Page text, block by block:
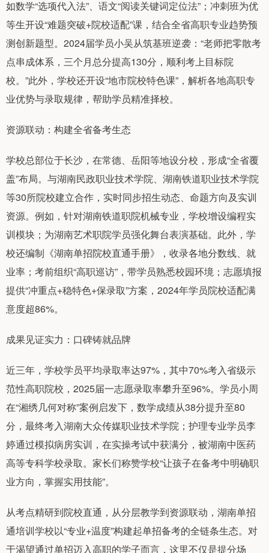
如数学“选项代入法”、语文“阅读关键词定位法”；冲刺班为优
等生开设“难题突破+院校适配”课，结合全省高职专业趋势预
测创新题型。2024届学员小吴从筑基班逆袭：“老师把零散考
点串成体系，三个月总分提高130分，顺利考上目标院
校。”此外，学校还开设“地市院校特色课”，解析各地高职专
业优势与录取规律，帮助学员精准择校。
资源联动：构建全省备考生态
学校总部位于长沙，在常德、岳阳等地设分校，形成“全省覆
盖”布局。与湖南民政职业技术学院、湖南铁道职业技术学院
等30所院校建立合作，实时同步招生动态、命题方向及实训
资源。例如，针对湖南铁道职院机械专业，学校增设编程实
训模块；为湖南艺术职院学员强化舞台表演基础。此外，学
校还编制《湖南单招院校直通手册》，收录各地分数线、就
业率；考前组织“高职巡访”，带学员熟悉校园环境；志愿填报
提供“冲重点+稳特色+保录取”方案，2024年学员院校适配满
意度超86%。
成果见证实力：口碑铸就品牌
近三年，学校学员平均录取率达97%，其中70%考入省级示
范性高职院校，2025届一志愿录取率攀升至96%。学员小周
在“湘绣几何对称”案例启发下，数学成绩从38分提升至80
分，最终考入湖南大众传媒职业技术学院；护理专业学员李
婷通过模拟病房实训，在实操考试中获满分，被湖南中医药
高等专科学校录取。家长们称赞学校“让孩子在备考中明确职
业方向，掌握实用技能”。
从考点精研到院校直通，从分层教学到资源联动，湖南单招
通培训学校以“专业+温度”构建起单招备考的全链条生态。对
于渴望通过单招迈入高职的学子而言，这里不仅是提分场